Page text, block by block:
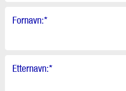
Fornavn:*
Etternavn:*